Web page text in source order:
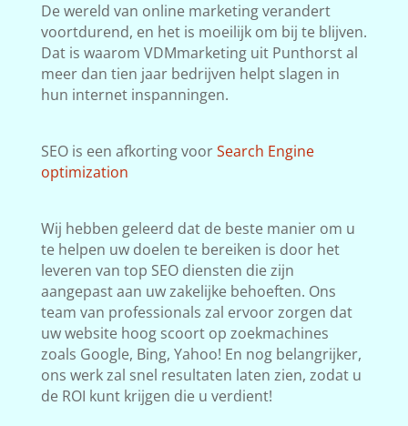
De wereld van online marketing verandert
voortdurend, en het is moeilijk om bij te blijven.
Dat is waarom VDMmarketing uit Punthorst al
meer dan tien jaar bedrijven helpt slagen in
hun internet inspanningen.
SEO is een afkorting voorSearch Engine
optimization
Wij hebben geleerd dat de beste manier om u
te helpen uw doelen te bereiken is door het
leveren van top SEO diensten die zijn
aangepast aan uw zakelijke behoeften. Ons
team van professionals zal ervoor zorgen dat
uw website hoog scoort op zoekmachines
zoals Google, Bing, Yahoo! En nog belangrijker,
ons werk zal snel resultaten laten zien, zodat u
de ROI kunt krijgen die u verdient!